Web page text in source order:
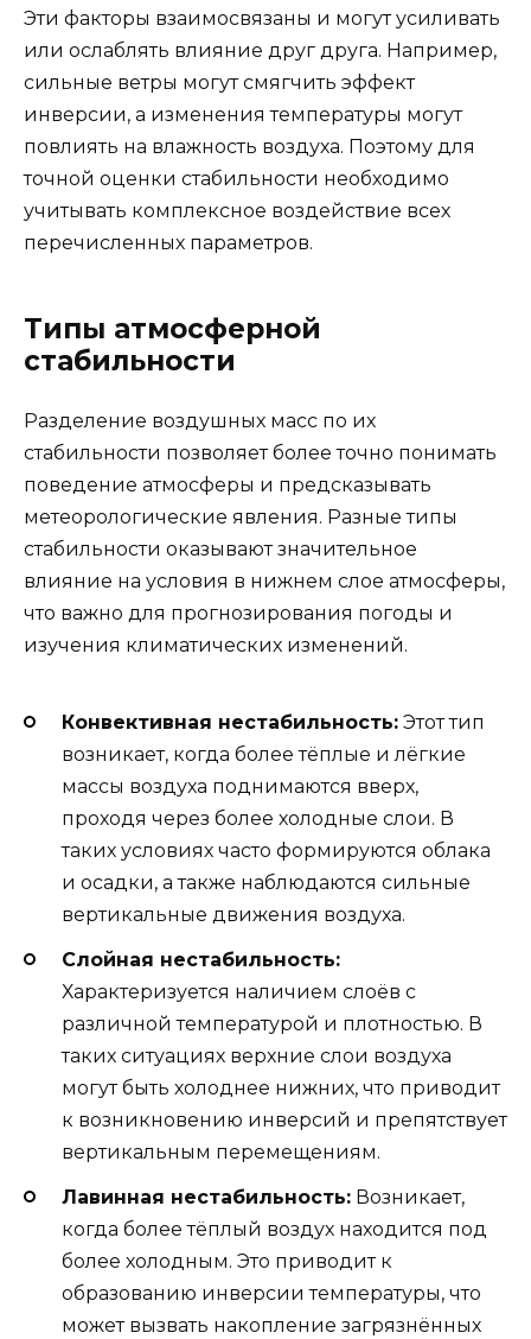
Эти факторы взаимосвязаны и могут усиливать
или ослаблять влияние друг друга. Например,
сильные ветры могут смягчить эффект
инверсии, а изменения температуры могут
повлиять на влажность воздуха. Поэтому для
точной оценки стабильности необходимо
учитывать комплексное воздействие всех
перечисленных параметров.
Типы атмосферной
стабильности
Разделение воздушных масс по их
стабильности позволяет более точно понимать
поведение атмосферы и предсказывать
метеорологические явления. Разные типы
стабильности оказывают значительное
влияние на условия в нижнем слое атмосферы,
что важно для прогнозирования погоды и
изучения климатических изменений.
Конвективная нестабильность: Этот тип
возникает, когда более тёплые и лёгкие
массы воздуха поднимаются вверх,
проходя через более холодные слои. В
таких условиях часто формируются облака
и осадки, а также наблюдаются сильные
вертикальные движения воздуха.
Слойная нестабильность:
Характеризуется наличием слоёв с
различной температурой и плотностью. В
таких ситуациях верхние слои воздуха
могут быть холоднее нижних, что приводит
к возникновению инверсий и препятствует
вертикальным перемещениям.
Лавинная нестабильность: Возникает,
когда более тёплый воздух находится под
более холодным. Это приводит к
образованию инверсии температуры, что
может вызвать накопление загрязнённых